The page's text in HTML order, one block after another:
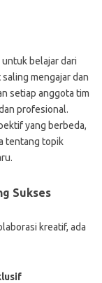
belajar dari
mengajar dan
setiap anggota tim
profesional.
yang berbeda,
tentang topik
Sukses
kreatif, ada